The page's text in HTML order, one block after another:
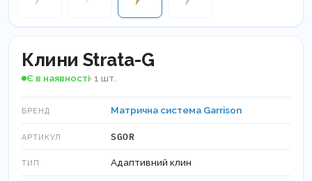
Клини Strata-G
Є в наявності· 1 шт.
БРЕНД Матрична система Garrison
АРТИКУЛ SGOR
ТИП Адаптивний клин